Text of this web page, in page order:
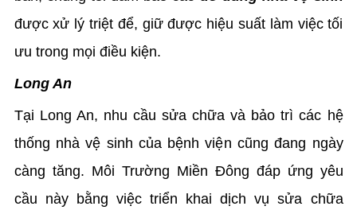
được xử lý triệt để, giữ được hiệu suất làm việc tối
ưu trong mọi điều kiện.
Long An
Tại Long An, nhu cầu sửa chữa và bảo trì các hệ
thống nhà vệ sinh của bệnh viện cũng đang ngày
càng tăng. Môi Trường Miền Đông đáp ứng yêu
cầu này bằng việc triển khai dịch vụ sửa chữa